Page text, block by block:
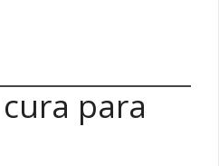
para